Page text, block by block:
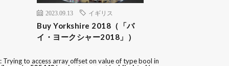
2023.09.13 イギリス
Buy Yorkshire 2018（「バ
イ・ヨークシャー2018」）
: Trying to access array offset on value of type bool in